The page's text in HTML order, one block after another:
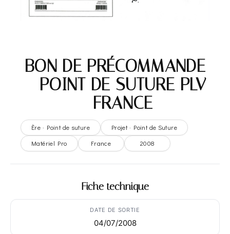
BON DE PRÉCOMMANDE
– POINT DE SUTURE PLV
– FRANCE
Ère · Point de suture
Projet · Point de Suture
Matériel Pro
France 2008
Fiche technique
DATE DE SORTIE
04/07/2008